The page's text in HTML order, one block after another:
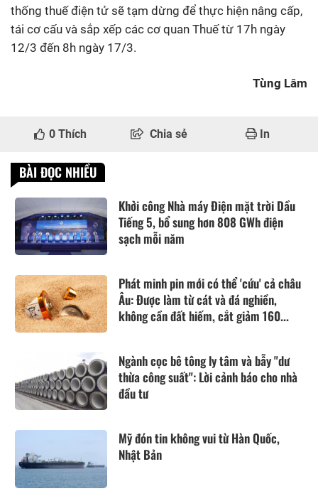
thống thuế điện tử sẽ tạm dừng để thực hiện nâng cấp,
tái cơ cấu và sắp xếp các cơ quan Thuế từ 17h ngày
12/3 đến 8h ngày 17/3.
Tùng Lâm
0 Thích Chia sẻ In
BÀI ĐỌC NHIỀU
Khởi công Nhà máy Điện mặt trời Dầu
Tiếng 5, bổ sung hơn 808 GWh điện
sạch mỗi năm
Phát minh pin mới có thể 'cứu' cả châu
Âu: Được làm từ cát và đá nghiền,
không cần đất hiếm, cắt giảm 160...
Ngành cọc bê tông ly tâm và bẫy "dư
thừa công suất": Lời cảnh báo cho nhà
đầu tư
Mỹ đón tin không vui từ Hàn Quốc,
Nhật Bản